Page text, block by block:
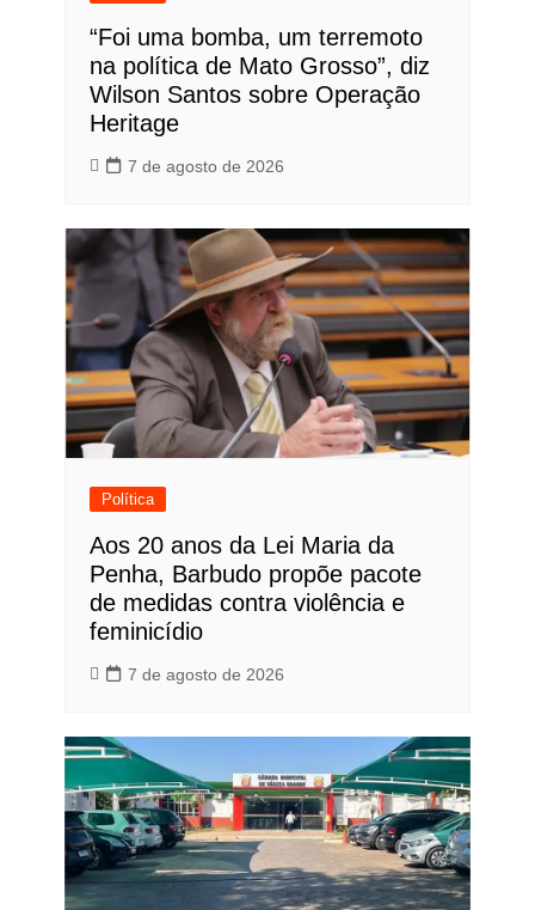
“Foi uma bomba, um terremoto
na política de Mato Grosso”, diz
Wilson Santos sobre Operação
Heritage
7 de agosto de 2026
Política
Aos 20 anos da Lei Maria da
Penha, Barbudo propõe pacote
de medidas contra violência e
feminicídio
7 de agosto de 2026